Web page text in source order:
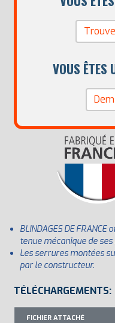
VOUS ÊTES
BLINDAGES DE
tenue mécanique de
Les serrures montées
par le constructeur.
TÉLÉCHARGEMENTS:
FICHIER ATTACHÉ